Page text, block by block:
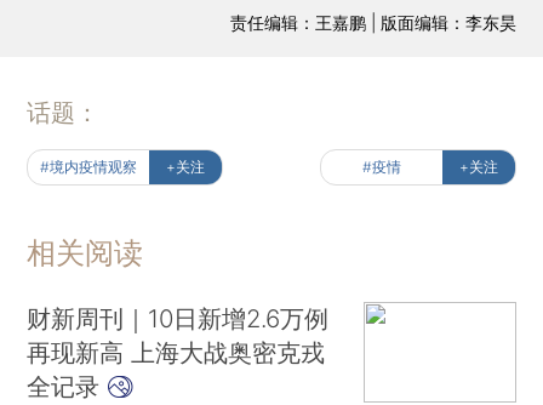
责任编辑：王嘉鹏 | 版面编辑：李东昊
话题：
#境内疫情观察 +关注 #疫情 +关注
相关阅读
财新周刊｜10日新增2.6万例
再现新高 上海大战奥密克戎
全记录